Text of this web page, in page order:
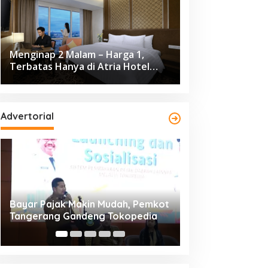
Menginap 2 Malam – Harga 1,
Terbatas Hanya di Atria Hotel
Advertorial
Resmi Bergulir, 651 Kafilah
Ramaikan MTQ XXV Kota
Tangerang di Ciledug